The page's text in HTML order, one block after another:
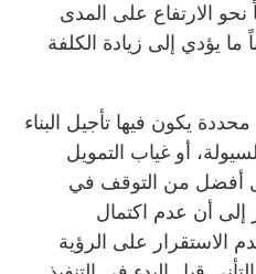
نحو الارتفاع على المدى
ما يؤدي إلى زيادة الكلفة
يكون فيها تأجيل البناء
أو غياب التمويل
أفضل من التوقف في
أن عدم اكتمال
الاستقرار على الرؤية